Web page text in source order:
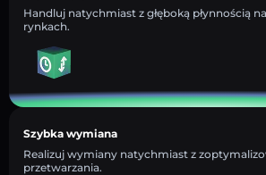
Handluj natychmiast z głęboką płynnością
rynkach.
Szybka wymiana
Realizuj wymiany natychmiast z
przetwarzania.